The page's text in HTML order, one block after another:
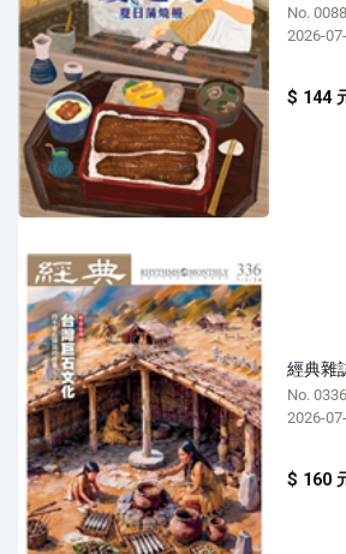
No. 0088
2026-
$ 144
經典雜
No. 0336
2026-
$ 160